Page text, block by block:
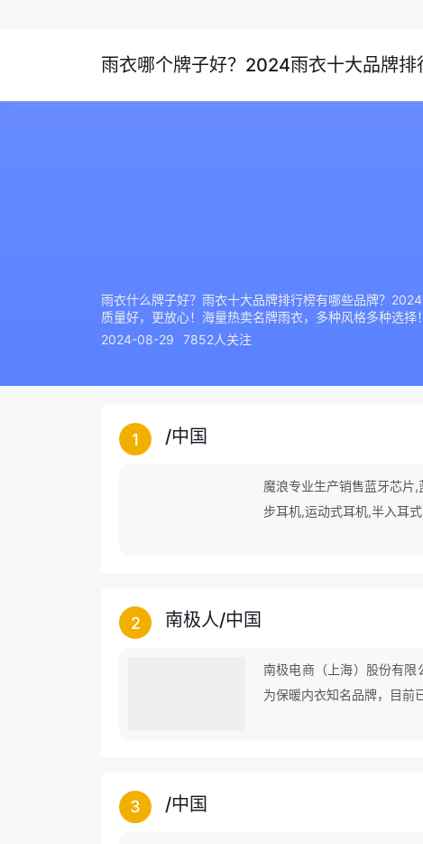
雨衣哪个牌子好？2024雨衣十大品牌
雨衣什么牌子好？雨衣十大品牌排行榜有哪些品牌？
质量好，更放心！海量热卖名牌雨衣，多种风格多种选择！
2024-08-29
7852人关注
1 /中国
魔浪专业生产销售蓝牙芯片
步耳机,运动式耳机,半入耳
2 南极人/中国
南极电商（上海）股份有
为保暖内衣知名品牌，目前
3 /中国